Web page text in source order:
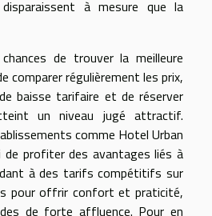
à mesure que la
de trouver la meilleure
comparer régulièrement les prix,
baisse tarifaire et de réserver
un niveau jugé attractif.
comme Hotel Urban
de profiter des avantages liés à
à des tarifs compétitifs sur
pour offrir confort et praticité,
de forte affluence. Pour en